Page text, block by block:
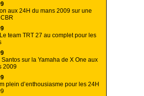
aux 24H du mans 2009 sur une
team TRT 27 au complet pour les
sur la Yamaha de X One aux
2009
plein d’enthousiasme pour les 24H